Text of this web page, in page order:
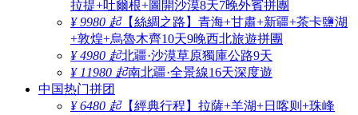
拉提+吐爾根+圖開沙漠8天7晚外賓拼團
¥ 9980 起【絲綢之路】青海+甘肅+新疆+茶卡鹽湖
+敦煌+烏魯木齊10天9晚西北旅遊拼團
¥ 4980 起北疆·沙漠草原獨庫公路9天
¥ 11980 起南北疆·全景線16天深度遊
中国热门拼团
¥ 6480 起【經典行程】拉薩+羊湖+日喀则+珠峰